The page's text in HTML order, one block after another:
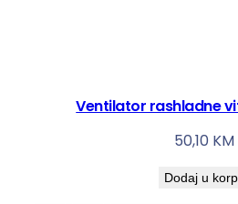
Ventilator rashladne
50,10 KM
Dodaj u